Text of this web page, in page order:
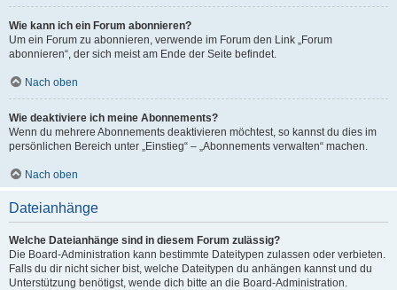
Wie kann ich ein Forum abonnieren?
Um ein Forum zu abonnieren, verwende im Forum den Link „Forum
abonnieren“, der sich meist am Ende der Seite befindet.
Nach oben
Wie deaktiviere ich meine Abonnements?
Wenn du mehrere Abonnements deaktivieren möchtest, so kannst du dies im
persönlichen Bereich unter „Einstieg“ – „Abonnements verwalten“ machen.
Nach oben
Dateianhänge
Welche Dateianhänge sind in diesem Forum zulässig?
Die Board-Administration kann bestimmte Dateitypen zulassen oder verbieten.
Falls du dir nicht sicher bist, welche Dateitypen du anhängen kannst und du
Unterstützung benötigst, wende dich bitte an die Board-Administration.